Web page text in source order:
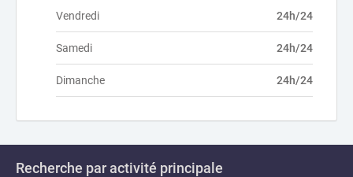
Vendredi 24h/24
Samedi 24h/24
Dimanche 24h/24
Recherche par activité principale